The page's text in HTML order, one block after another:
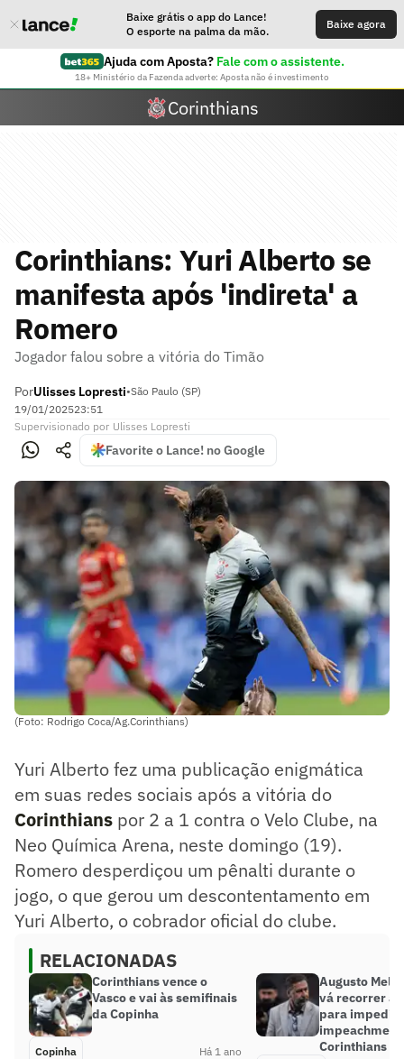
Baixe grátis o app do Lance!
O esporte na palma da mão.
Baixe agora
Ajuda com Aposta? Fale com o assistente.
18+ Ministério da Fazenda adverte: Aposta não é investimento
Corinthians
Corinthians: Yuri Alberto se
manifesta após 'indireta' a
Romero
Jogador falou sobre a vitória do Timão
PorUlisses Lopresti•São Paulo (SP)
19/01/202523:51
Supervisionado por Ulisses Lopresti
Favorite o Lance! no Google
(Foto: Rodrigo Coca/Ag.Corinthians)
Yuri Alberto fez uma publicação enigmática
em suas redes sociais após a vitória do
Corinthians por 2 a 1 contra o Velo Clube, na
Neo Química Arena, neste domingo (19).
Romero desperdiçou um pênalti durante o
jogo, o que gerou um descontentamento em
Yuri Alberto, o cobrador oficial do clube.
RELACIONADAS
Corinthians vence o
Vasco e vai às semifinais
da Copinha
Copinha Há 1 ano
Augusto Melo
vá recorrer a
para impedir
impeachment
Corinthians